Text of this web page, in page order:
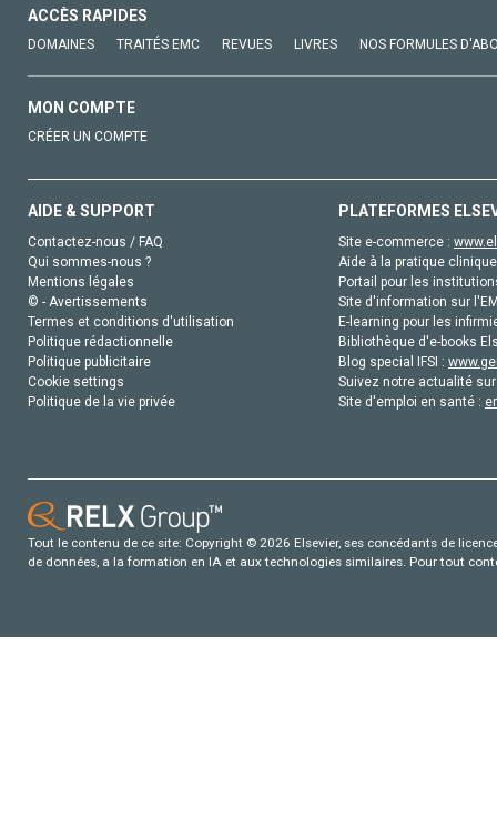
ACCÈS RAPIDES
DOMAINES TRAITÉS EMC REVUES LIVRES NOS FORMULES
MON COMPTE
CRÉER UN COMPTE
AIDE & SUPPORT
Contactez-nous / FAQ
Qui sommes-nous ?
Mentions légales
© - Avertissements
Termes et conditions d'utilisation
Politique rédactionnelle
Politique publicitaire
Cookie settings
Politique de la vie privée
PLATEFORMES
Site e-commerce :
Aide à la pratique
Portail pour les
Site d'information sur
E-learning pour les
Bibliothèque d'e-books
Blog special IFSI :
Suivez notre actualité
Site d'emploi en santé :
Tout le contenu de ce site: Copyright © 2026 Elsevier, ses concédants de
de données, a la formation en IA et aux technologies similaires. Pour tout